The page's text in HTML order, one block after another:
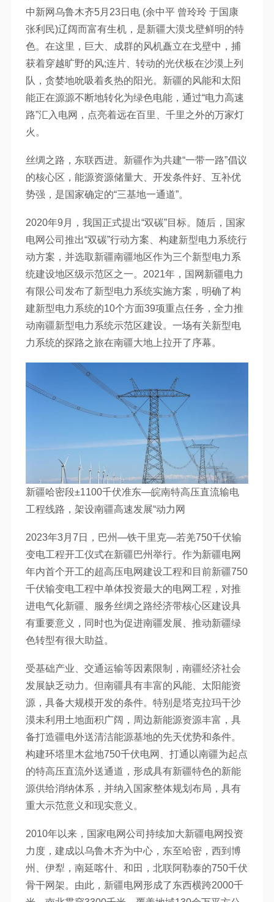
中新网乌鲁木齐5月23日电 (余中平 曾玲玲 于国康
张利民)辽阔而富有生机，是新疆大漠戈壁鲜明的特
色。在这里，巨大、成群的风机矗立在戈壁中，捕
获着穿越旷野的风;连片、转动的光伏板在沙漠上列
队，贪婪地吮吸着炙热的阳光。新疆的风能和太阳
能正在源源不断地转化为绿色电能，通过“电力高速
路”汇入电网，点亮着远在百里、千里之外的万家灯
火。
丝绸之路，东联西进。新疆作为共建“一带一路”倡议
的核心区，能源资源储量大、开发条件好、互补优
势强，是国家确定的“三基地一通道”。
2020年9月，我国正式提出“双碳”目标。随后，国家
电网公司推出“双碳”行动方案、构建新型电力系统行
动方案，并选取新疆南疆地区作为三个新型电力系
统建设地区级示范区之一。2021年，国网新疆电力
有限公司发布了新型电力系统实施方案，明确了构
建新型电力系统的10个方面39项重点任务，全力推
动南疆新型电力系统示范区建设。一场有关新型电
力系统的探路之旅在南疆大地上拉开了序幕。
新疆哈密段±1100千伏准东—皖南特高压直流输电
工程线路，架设南疆高速发展“动力网
2023年3月7日，巴州—铁干里克—若羌750千伏输
变电工程开工仪式在新疆巴州举行。作为新疆电网
年内首个开工的超高压电网建设工程和目前新疆750
千伏输变电工程中单体投资最大的电网工程，对推
进电气化新疆、服务丝绸之路经济带核心区建设具
有重要意义，同时也为促进南疆发展、推动新疆绿
色转型有很大助益。
受基础产业、交通运输等因素限制，南疆经济社会
发展缺乏动力。但南疆具有丰富的风能、太阳能资
源，具备大规模开发的条件。特别是塔克拉玛干沙
漠未利用土地面积广阔，周边新能源资源丰富，具
备打造疆电外送清洁能源基地的先天优势和条件。
构建环塔里木盆地750千伏电网、打通以南疆为起点
的特高压直流外送通道，形成具有新疆特色的新能
源供给消纳体系，并纳入国家整体规划布局，具有
重大示范意义和现实意义。
2010年以来，国家电网公司持续加大新疆电网投资
力度，建成以乌鲁木齐为中心，东至哈密，西到博
州、伊犁，南延喀什、和田，北联阿勒泰的750千伏
骨干网架。由此，新疆电网形成了东西横跨2000千